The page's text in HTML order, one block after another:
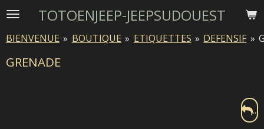
Passer
contenu
TOTOENJEEP-JEEPSUDOUEST
BIENVENUE » BOUTIQUE » ETIQUETTES » DEFENSIF »
GRENADE
...